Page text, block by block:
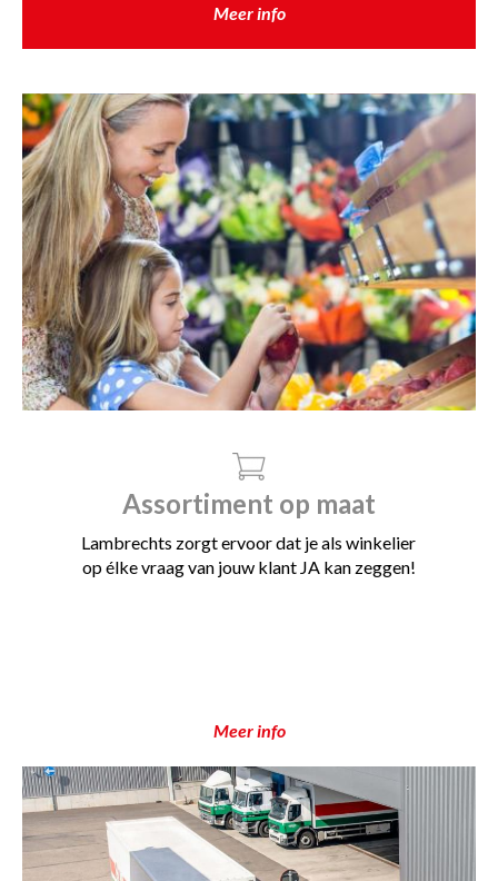
Meer info
Assortiment op maat
Lambrechts zorgt ervoor dat je als winkelier
op élke vraag van jouw klant JA kan zeggen!
Meer info